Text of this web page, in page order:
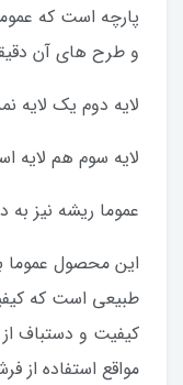
پارچه است که
و طرح های آن
لایه دوم یک لایه
لایه سوم هم لایه
عموما ریشه نیز
این محصول
طبیعی است که
کیفیت و دستباف
مواقع استفاده از